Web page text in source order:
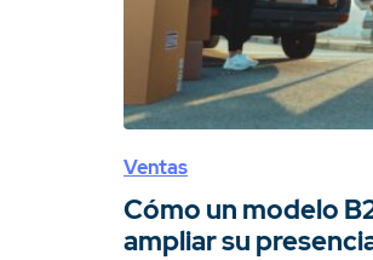
Ventas
Cómo un modelo
ampliar su